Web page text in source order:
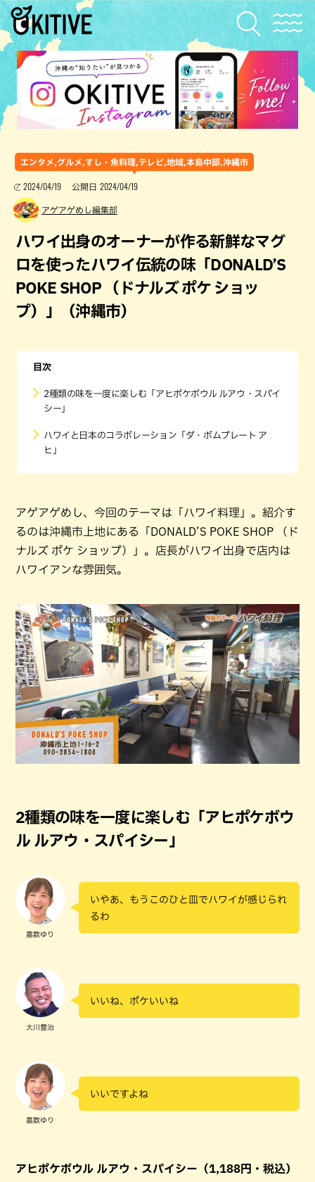
エンタメ,グルメ,すし・魚料理,テレビ,地域,本島中部,沖縄市
2024/04/19 公開日 2024/04/19
アゲアゲめし編集部
ハワイ出身のオーナーが作る新鮮なマグ
ロを使ったハワイ伝統の味「DONALD’S
POKE SHOP （ドナルズ ポケ ショッ
プ）」（沖縄市）
目次
2種類の味を一度に楽しむ「アヒポケボウル ルアウ・スパイ
シー」
ハワイと日本のコラボレーション「ダ・ボムプレート ア
ヒ」
アゲアゲめし、今回のテーマは「ハワイ料理」。紹介す
るのは沖縄市上地にある「DONALD’S POKE SHOP （ド
ナルズ ポケ ショップ）」。店長がハワイ出身で店内は
ハワイアンな雰囲気。
2種類の味を一度に楽しむ「アヒポケボウ
ル ルアウ・スパイシー」
嘉数ゆり
いやあ、もうこのひと皿でハワイが感じられ
るわ
大川豊治
いいね、ポケいいね
嘉数ゆり
いいですよね
アヒポケボウル ルアウ・スパイシー（1,188円・税込）